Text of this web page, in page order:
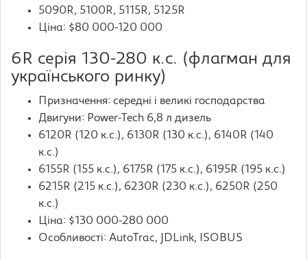
5090R, 5100R, 5115R, 5125R
Ціна: $80 000-120 000
6R серія 130-280 к.с. (флагман для
українського ринку)
Призначення: середні і великі господарства
Двигуни: Power-Tech 6,8 л дизель
6120R (120 к.с.), 6130R (130 к.с.), 6140R (140
к.с.)
6155R (155 к.с.), 6175R (175 к.с.), 6195R (195 к.с.)
6215R (215 к.с.), 6230R (230 к.с.), 6250R (250
к.с.)
Ціна: $130 000-280 000
Особливості: AutoTrac, JDLink, ISOBUS